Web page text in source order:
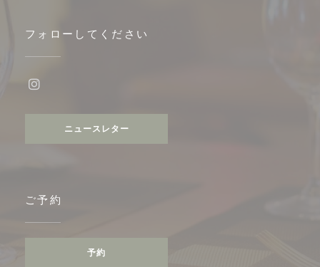
フォローしてください
ニュースレター
ご予約
予約